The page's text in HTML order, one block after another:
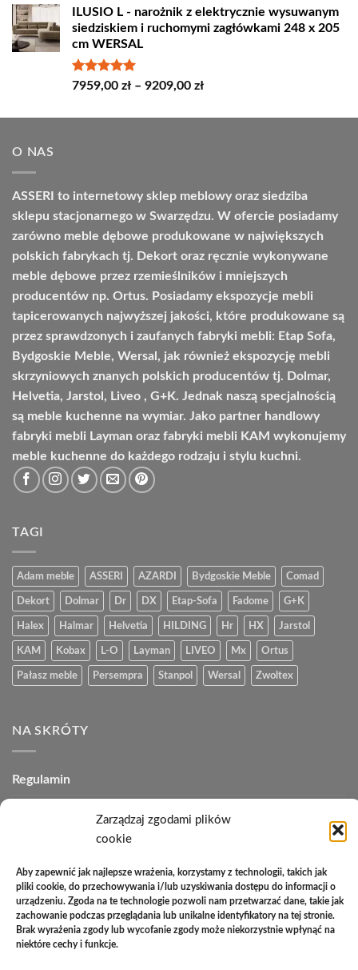
Zarządzaj zgodami plików
cookie
Aby zapewnić jak najlepsze wrażenia, korzystamy z technologii, takich jak
pliki cookie, do przechowywania i/lub uzyskiwania dostępu do informacji o
urządzeniu. Zgoda na te technologie pozwoli nam przetwarzać dane, takie jak
zachowanie podczas przeglądania lub unikalne identyfikatory na tej stronie.
Brak wyrażenia zgody lub wycofanie zgody może niekorzystnie wpłynąć na
niektóre cechy i funkcje.
od
4498,00 zł
ILUSIO L - narożnik z elektrycznie wysuwanym
siedziskiem i ruchomymi zagłówkami 248 x 205
cm WERSAL
Oceniono
7959,00 zł – 9209,00 złZakres
od
O NAS
ASSERI to internetowy sklep meblowy oraz siedziba
sklepu stacjonarnego w Swarzędzu. W ofercie posiadamy
zarówno meble dębowe produkowane w największych
polskich fabrykach tj. Dekort oraz ręcznie wykonywane
meble dębowe przez rzemieślników i mniejszych
producentów np. Ortus. Posiadamy ekspozycje mebli
tapicerowanych najwyższej jakości, które produkowane są
przez sprawdzonych i zaufanych fabryki mebli: Etap Sofa,
Bydgoskie Meble, Wersal, jak również ekspozycję mebli
skrzyniowych znanych polskich producentów tj. Dolmar,
Helvetia, Jarstol, Liveo , G+K. Jednak naszą specjalnością
są meble kuchenne na wymiar. Jako partner handlowy
fabryki mebli Layman oraz fabryki mebli KAM wykonujemy
meble kuchenne do każdego rodzaju i stylu kuchni.
TAGI
Adam meble ASSERI AZARDI Bydgoskie Meble Comad
Dekort Dolmar Dr DX Etap-Sofa Fadome G+K
Halex Halmar Helvetia HILDING Hr HX Jarstol
KAM Kobax L-O Layman LIVEO Mx Ortus
Pałasz meble Persempra Stanpol Wersal Zwoltex
NA SKRÓTY
Regulamin
Polityka prywatności
Polityka zwrotów
Zakupy na raty
Kontakt